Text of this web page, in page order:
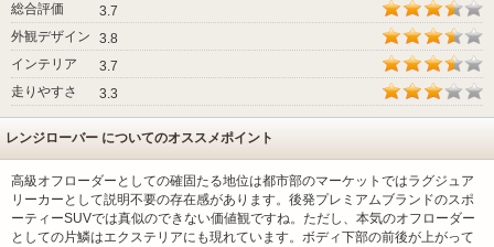
総合評価
3.7
外観デザイン
3.8
インテリア
3.7
走りやすさ
3.3
レンジローバー についてのオススメポイント
高級オフローダーとしての確固たる地位は都市部のマーケットではラグジュア
リーカーとして説明不要の存在感があります。後発プレミアムブランドのスポ
ーティーSUVでは真似のできない価値観ですね。ただし、本気のオフローダー
としての片鱗はエクステリアにも現れています。ボディ下部の前後が上がって